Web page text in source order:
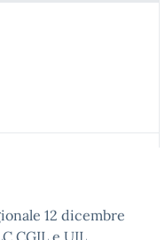
12 dicembre
CGIL e UIL.